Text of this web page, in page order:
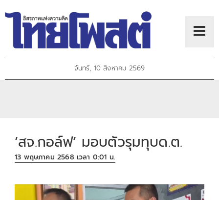
จันทร์, 10 สิงหาคม 2569
‘สจ.กอล์ฟ’ มอบตัวรุมทุบด.ต.
13 พฤษภาคม 2568 เวลา 0:01 น.